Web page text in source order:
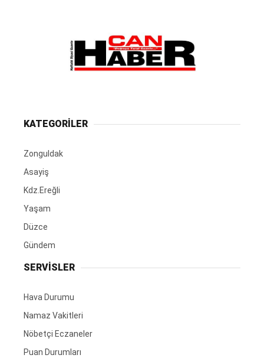
KATEGORİLER
Zonguldak
Asayiş
Kdz.Ereğli
Yaşam
Düzce
Gündem
SERVİSLER
Hava Durumu
Namaz Vakitleri
Nöbetçi Eczaneler
Puan Durumları